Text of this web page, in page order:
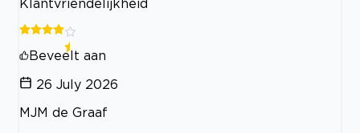
Beveelt aan
26 July 2026
MJM de Graaf